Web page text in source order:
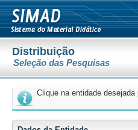
Distribuição
Seleção das Pesquisas
Clique na entidade